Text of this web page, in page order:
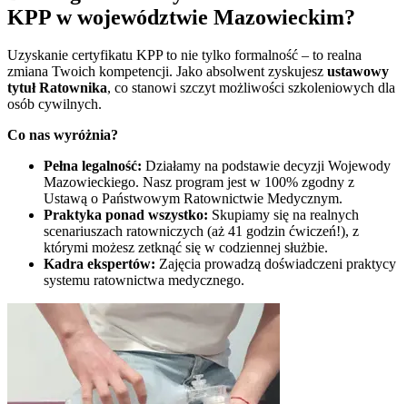
KPP wwojewództwie Mazowieckim?
Uzyskanie certyfikatu KPP to nie tylko formalność – to realna
zmiana Twoich kompetencji. Jako absolwent zyskujesz ustawowy
tytuł Ratownika, co stanowi szczyt możliwości szkoleniowych dla
osób cywilnych.
Co nas wyróżnia?
Pełna legalność: Działamy na podstawie decyzji Wojewody
Mazowieckiego. Nasz program jest w 100% zgodny z
Ustawą o Państwowym Ratownictwie Medycznym.
Praktyka ponad wszystko: Skupiamy się na realnych
scenariuszach ratowniczych (aż 41 godzin ćwiczeń!), z
którymi możesz zetknąć się w codziennej służbie.
Kadra ekspertów: Zajęcia prowadzą doświadczeni praktycy
systemu ratownictwa medycznego.